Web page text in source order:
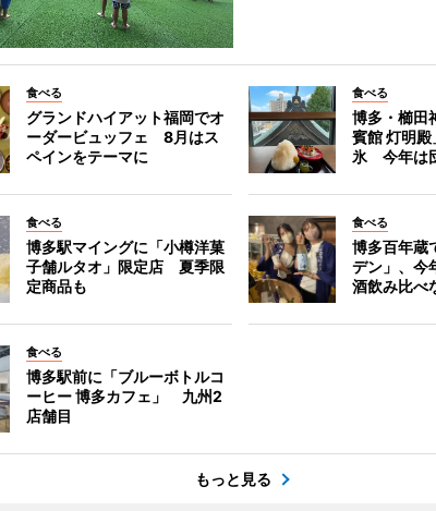
食べる
グランドハイアット福岡でオ
ーダービュッフェ 8月はス
ペインをテーマに
食べる
博多・櫛田
賓館 灯明
氷 今年は
食べる
博多駅マイングに「小樽洋菓
子舗ルタオ」限定店 夏季限
定商品も
食べる
博多百年蔵
デン」、
酒飲み比べ
食べる
博多駅前に「ブルーボトルコ
ーヒー 博多カフェ」 九州2
店舗目
もっと見る